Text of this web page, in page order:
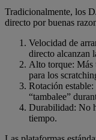
Tradicionalmente, los
directo por buenas
Velocidad de
directo alcanzan
Alto torque: Más
para los
Rotación
“tambalee”
Durabilidad: No
tiempo.